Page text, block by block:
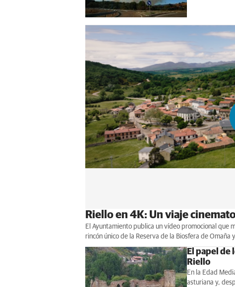
Riello en 4K: Un viaje
El Ayuntamiento publica un vídeo promocional que
rincón único de la Reserva de la Biosfera de Omaña
El papel de
Riello
En la Edad
asturiana y,